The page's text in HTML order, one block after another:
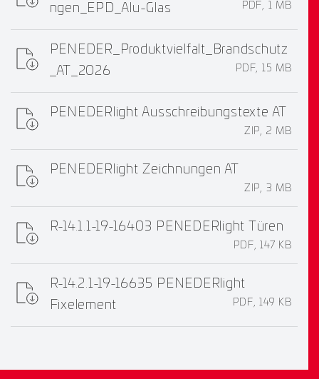
ngen_EPD_Alu-Glas
PDF, 1 MB
PENEDER_Produktvielfalt_Brandschutz
_AT_2026
PDF, 15 MB
PENEDERlight Ausschreibungstexte AT
ZIP, 2 MB
PENEDERlight Zeichnungen AT
ZIP, 3 MB
R-14.1.1-19-16403 PENEDERlight Türen
PDF, 147 KB
R-14.2.1-19-16635 PENEDERlight
Fixelement
PDF, 149 KB